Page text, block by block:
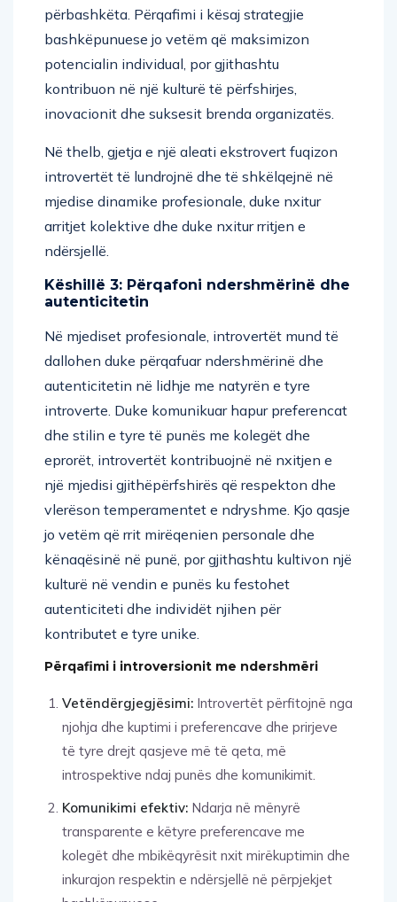
përbashkëta. Përqafimi i kësaj strategjie
bashkëpunuese jo vetëm që maksimizon
potencialin individual, por gjithashtu
kontribuon në një kulturë të përfshirjes,
inovacionit dhe suksesit brenda organizatës.
Në thelb, gjetja e një aleati ekstrovert fuqizon
introvertët të lundrojnë dhe të shkëlqejnë në
mjedise dinamike profesionale, duke nxitur
arritjet kolektive dhe duke nxitur rritjen e
ndërsjellë.
Këshillë 3: Përqafoni ndershmërinë dhe
autenticitetin
Në mjediset profesionale, introvertët mund të
dallohen duke përqafuar ndershmërinë dhe
autenticitetin në lidhje me natyrën e tyre
introverte. Duke komunikuar hapur preferencat
dhe stilin e tyre të punës me kolegët dhe
eprorët, introvertët kontribuojnë në nxitjen e
një mjedisi gjithëpërfshirës që respekton dhe
vlerëson temperamentet e ndryshme. Kjo qasje
jo vetëm që rrit mirëqenien personale dhe
kënaqësinë në punë, por gjithashtu kultivon një
kulturë në vendin e punës ku festohet
autenticiteti dhe individët njihen për
kontributet e tyre unike.
Përqafimi i introversionit me ndershmëri
Vetëndërgjegjësimi: Introvertët përfitojnë nga
njohja dhe kuptimi i preferencave dhe prirjeve
të tyre drejt qasjeve më të qeta, më
introspektive ndaj punës dhe komunikimit.
Komunikimi efektiv: Ndarja në mënyrë
transparente e këtyre preferencave me
kolegët dhe mbikëqyrësit nxit mirëkuptimin dhe
inkurajon respektin e ndërsjellë në përpjekjet